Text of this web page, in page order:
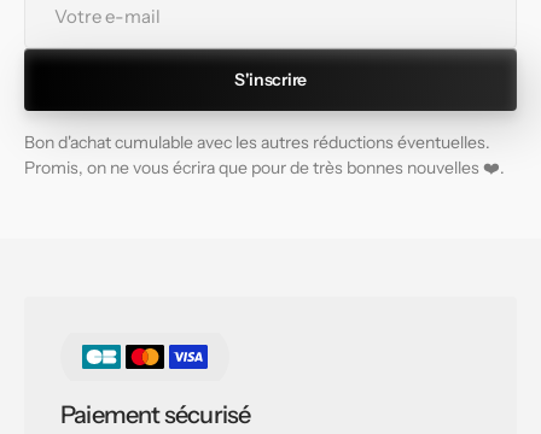
mail
S'inscrire
Bon d'achat cumulable avec les autres réductions éventuelles.
Promis, on ne vous écrira que pour de très bonnes nouvelles ❤️.
Paiement sécurisé